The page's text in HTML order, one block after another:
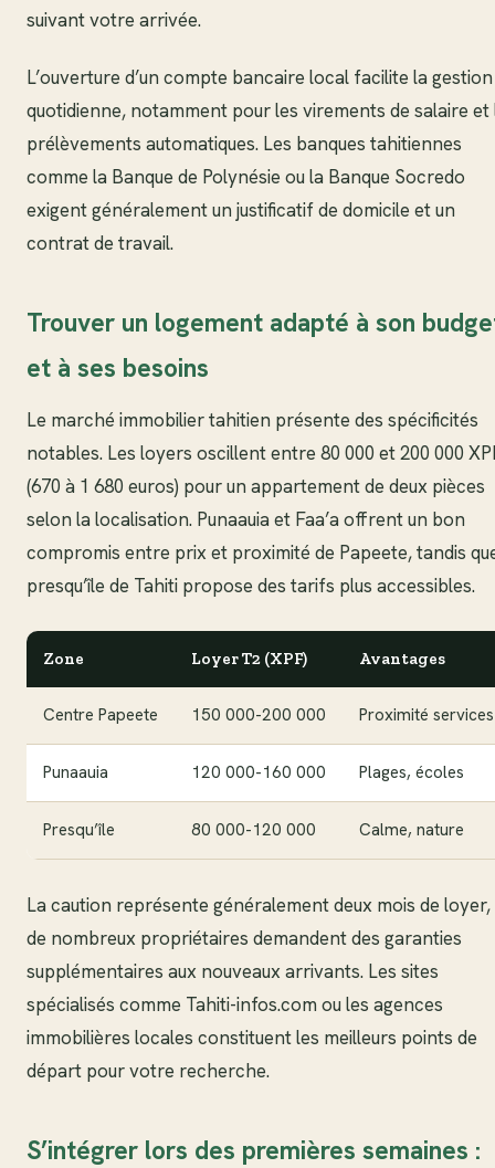
suivant votre arrivée.
L’ouverture d’un compte bancaire local facilite la gestion
quotidienne, notamment pour les virements de salaire et
prélèvements automatiques. Les banques tahitiennes
comme la Banque de Polynésie ou la Banque Socredo
exigent généralement un justificatif de domicile et un
contrat de travail.
Trouver un logement adapté à son
et à ses besoins
Le marché immobilier tahitien présente des spécificités
notables. Les loyers oscillent entre 80 000 et 200 000
(670 à 1 680 euros) pour un appartement de deux pièces
selon la localisation. Punaauia et Faa’a offrent un bon
compromis entre prix et proximité de Papeete, tandis
presqu’île de Tahiti propose des tarifs plus accessibles.
Zone Loyer T2 (XPF) Avantages
Centre Papeete 150 000-200 000 Proximité services
Punaauia 120 000-160 000 Plages, écoles
Presqu’île 80 000-120 000 Calme, nature
La caution représente généralement deux mois de
de nombreux propriétaires demandent des garanties
supplémentaires aux nouveaux arrivants. Les sites
spécialisés comme Tahiti-infos.com ou les agences
immobilières locales constituent les meilleurs points de
départ pour votre recherche.
S’intégrer lors des premières semaines :